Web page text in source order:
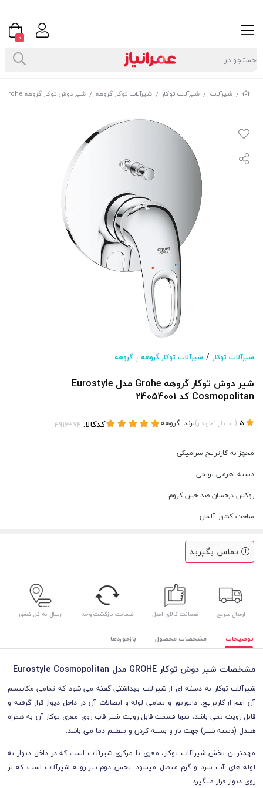
/ شیرآلات / شیرآلات توکار / شیرآلات توکار گروهه / شیر دوش توکار گروهه Grohe مدل Eurostyle Cosmopolitan کد 24054001
شیرآلات توکار/ شیرآلات توکار گروهه / گروهه
شیر دوش توکار گروهه Grohe مدل Eurostyle
Cosmopolitan کد 24054001
(امتیاز 1خریدار)برند:گروهه کدکالا:
مجهز به کارتریج سرامیکی
دسته اهرمی برنجی
روکش درخشان ضد خش کروم
ساخت کشور آلمان
تماس بگیرید
ارسال سریع ضمانت کالای اصل ضمانت بازگشت وجه ارسال به کل کشور
توضیحات مشخصات محصول بازخوردها
مشخصات شیر دوش توکار GROHE مدل Eurostyle Cosmopolitan
شیرآلات توکار به دسته ای از شیرالات بهداشتی گفته می شود که تمامی مکانیسم
آن اعم از کارتریج، دایورتور و تمامی لوله و اتصالات آن در داخل دیوار قرار گرفته و
قابل رویت نمی باشد، تنها قسمت قابل رویت شیر قاب روی مغزی توکار آن به همراه
هندل (دسته شیر) جهت باز و بسته کردن و تنظیم دما می باشد.
مهمترین بخش شیرآلات توکار، مغزی یا مرکزی شیرآلات است که در داخل دیوار به
لوله های آب سرد و گرم متصل میشود. بخش دوم نیز رویه شیرآلات است که بر
روی دیوار قرار میگیرد.
0